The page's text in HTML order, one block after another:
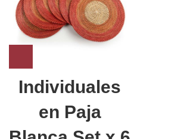
Individuales
en Paja